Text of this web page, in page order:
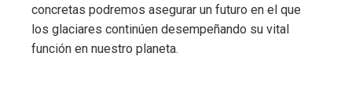
concretas podremos asegurar un futuro en el que
los glaciares continúen desempeñando su vital
función en nuestro planeta.